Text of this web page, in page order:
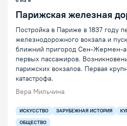
Парижская железная
Постройка в Париже в 1837 году
железнодорожного вокзала и
ближний пригород Сен-Жермен-
первых пассажиров.
парижских вокзалов. Первая
катастрофа.
Вера Мильчина
ИСКУССТВО ЗАРУБЕЖНАЯ ИСТОРИЯ
ОБЩЕСТВО